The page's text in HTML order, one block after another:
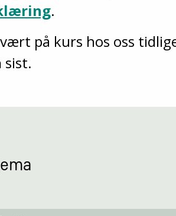
.
på kurs hos oss
sist.